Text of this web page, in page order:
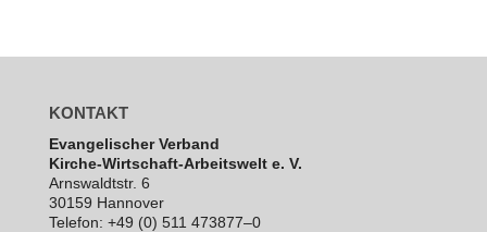
KONTAKT
Evan­ge­li­scher Verband
Kirche-Wirt­schaft-Arbeits­welt e. V.
Arns­waldt­str. 6
30159 Hannover
Telefon: +49 (0) 511 473877–0